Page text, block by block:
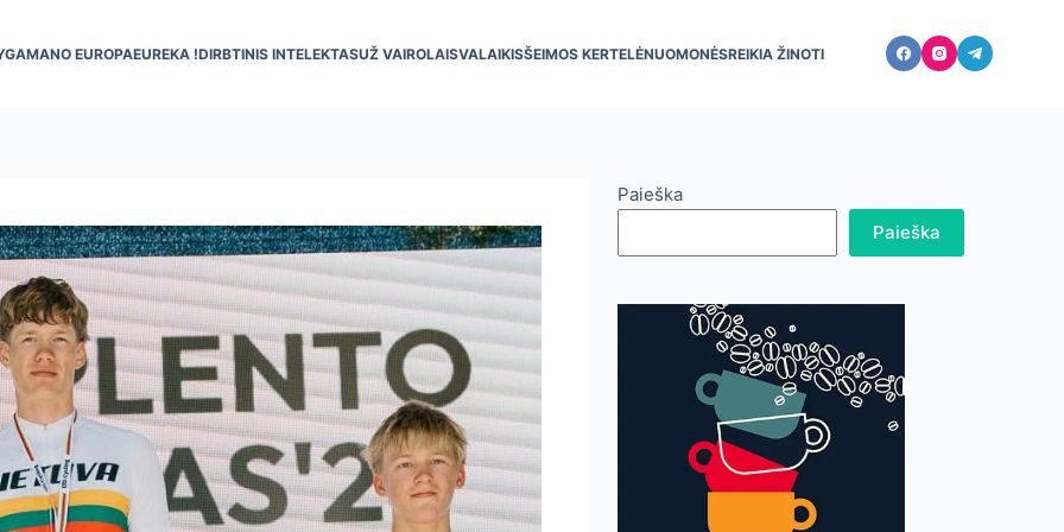
MANO EUROPAEUREKA !DIRBTINIS INTELEKTASUŽ VAIROLAISVALAIKISŠEIMOS KERTELĖNUOMONĖSREIKIA ŽINOTI
Paieška
Paieška